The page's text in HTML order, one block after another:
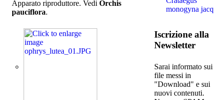
Apparato riproduttore. Vedi Orchis
pauciflora.
monogyna jacq
Iscrizione alla
Newsletter
Sarai informato sui
file messi in
"Download" e sui
nuovi contenuti.